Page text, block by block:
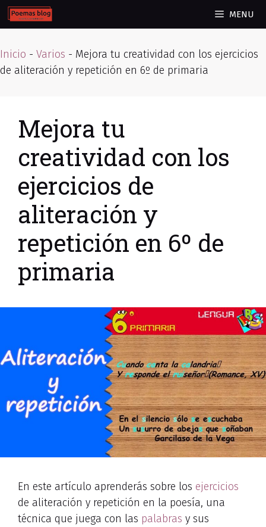
Skip
to
MENU
Inicio - Varios - Mejora tu creatividad con los ejercicios
de aliteración y repetición en 6º de primaria
Mejora tu
creatividad con los
ejercicios de
aliteración y
repetición en 6º de
primaria
En este artículo aprenderás sobre los ejercicios
de aliteración y repetición en la poesía, una
técnica que juega con las palabras y sus